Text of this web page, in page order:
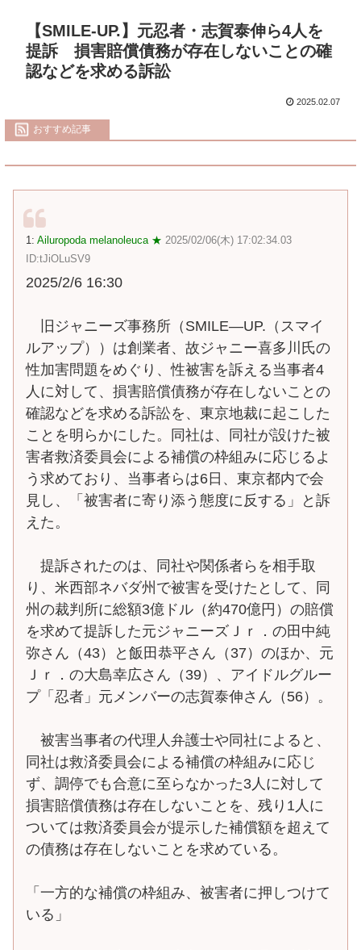
【SMILE-UP.】元忍者・志賀泰伸ら4人を
提訴 損害賠償債務が存在しないことの確
認などを求める訴訟
2025.02.07
おすすめ記事
1: Ailuropoda melanoleuca ★ 2025/02/06(木) 17:02:34.03
ID:tJiOLuSV9
2025/2/6 16:30
旧ジャニーズ事務所（SMILE―UP.（スマイ
ルアップ））は創業者、故ジャニー喜多川氏の
性加害問題をめぐり、性被害を訴える当事者4
人に対して、損害賠償債務が存在しないことの
確認などを求める訴訟を、東京地裁に起こした
ことを明らかにした。同社は、同社が設けた被
害者救済委員会による補償の枠組みに応じるよ
う求めており、当事者らは6日、東京都内で会
見し、「被害者に寄り添う態度に反する」と訴
えた。
提訴されたのは、同社や関係者らを相手取
り、米西部ネバダ州で被害を受けたとして、同
州の裁判所に総額3億ドル（約470億円）の賠償
を求めて提訴した元ジャニーズＪｒ．の田中純
弥さん（43）と飯田恭平さん（37）のほか、元
Ｊｒ．の大島幸広さん（39）、アイドルグルー
プ「忍者」元メンバーの志賀泰伸さん（56）。
被害当事者の代理人弁護士や同社によると、
同社は救済委員会による補償の枠組みに応じ
ず、調停でも合意に至らなかった3人に対して
損害賠償債務は存在しないことを、残り1人に
ついては救済委員会が提示した補償額を超えて
の債務は存在しないことを求めている。
「一方的な補償の枠組み、被害者に押しつけて
いる」